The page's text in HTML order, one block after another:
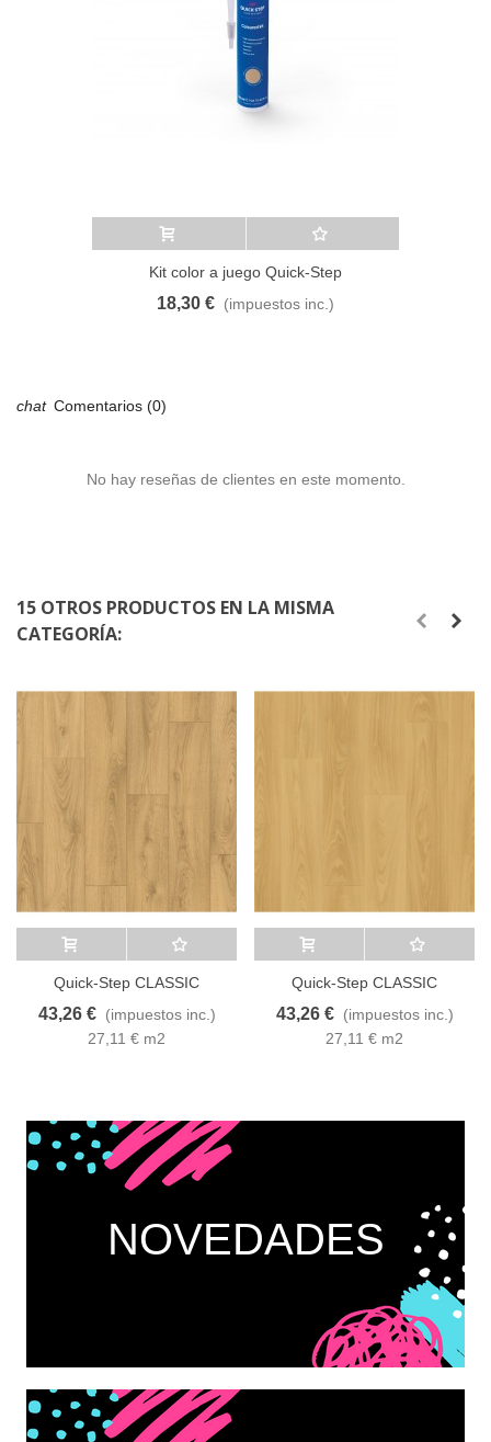
Añadir al carrito A lista de deseos
Kit color a juego Quick-Step
18,30 € (impuestos inc.)
Comentarios (0)
No hay reseñas de clientes en este momento.
15 OTROS PRODUCTOS EN LA MISMA
CATEGORÍA:
Añadir al carrito A lista de deseos
Quick-Step CLASSIC
CLM5801 ROBLE ARENA
43,26 € (impuestos inc.)
27,11 € m2
Añadir al carrito A lista de deseos
Quick-Step CLASSIC
CLM5794 ROBLE MARRON
GALLETA
43,26 € (impuestos inc.)
27,11 € m2
NOVEDADES